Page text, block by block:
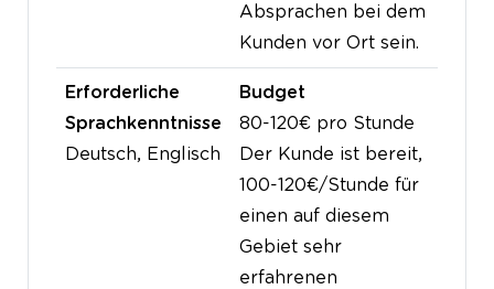
Absprachen bei dem
Kunden vor Ort sein.
Erforderliche
Sprachkenntnisse
Deutsch, Englisch
Budget
80-120€ pro Stunde
Der Kunde ist bereit,
100-120€/Stunde für
einen auf diesem
Gebiet sehr
erfahrenen